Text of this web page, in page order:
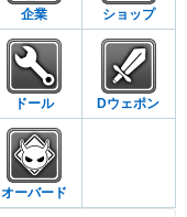
企業 ショップ
ドール Dウェポン
オーバード